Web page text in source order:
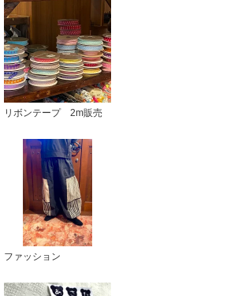
リボンテープ 2m販売
ファッション